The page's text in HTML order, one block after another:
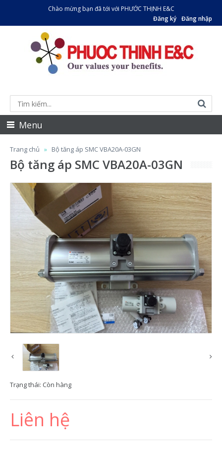
Chào mừng bạn đã tới với PHƯỚC THỊNH E&C
Đăng ký Đăng nhập
Menu
Trang chủ Bộ tăng áp SMC VBA20A-03GN
Bộ tăng áp SMC VBA20A-03GN
Trạng thái: Còn hàng
Liên hệ